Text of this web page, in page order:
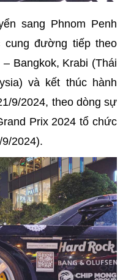
sang Phnom Penh
cung đường tiếp theo
Bangkok, Krabi (Thái
và kết thúc hành
9/2024, theo dòng sự
Prix 2024 tổ chức
2024).